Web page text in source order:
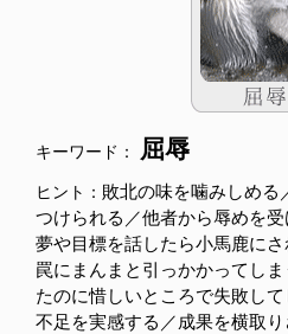
キーワード： 屈辱
ヒント： 敗北の味を噛みしめる
つけられる／他者から辱めを
夢や目標を話したら小馬鹿に
罠にまんまと引っかかってし
たのに惜しいところで失敗し
不足を実感する／成果を横取